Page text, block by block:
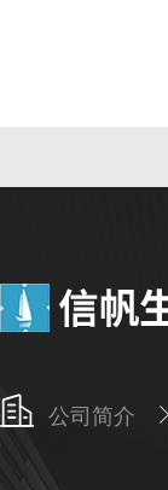
公司简介